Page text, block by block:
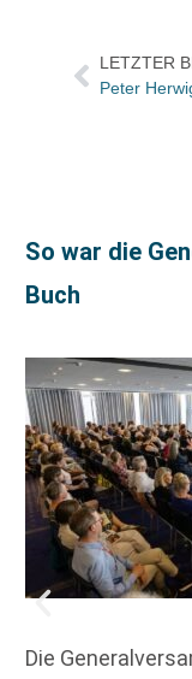
LETZTER
Peter
So war die
Buch
Die